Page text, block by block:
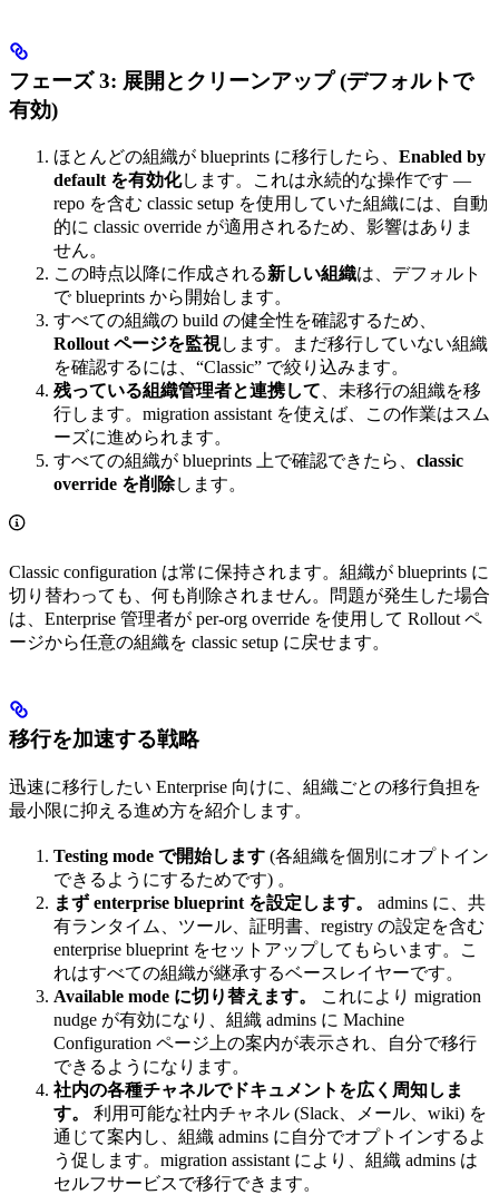
フェーズ 3: 展開とクリーンアップ (デフォルトで
有効)
ほとんどの組織が blueprints に移行したら、 Enabled by
default を有効化します。これは永続的な操作です —
repo を含む classic setup を使用していた組織には、自動
的に classic override が適用されるため、影響はありま
せん。
この時点以降に作成される新しい組織は、デフォルト
で blueprints から開始します。
すべての組織の build の健全性を確認するため、
Rollout ページを監視します。まだ移行していない組織
を確認するには、“Classic” で絞り込みます。
残っている組織管理者と連携して 、未移行の組織を移
行します。migration assistant を使えば、この作業はスム
ーズに進められます。
すべての組織が blueprints 上で確認できたら、 classic
override を削除します。
Classic configuration は常に保持されます。組織が blueprints に
切り替わっても、何も削除されません。問題が発生した場合
は、Enterprise 管理者が per-org override を使用して Rollout ペ
ージから任意の組織を classic setup に戻せます。
移行を加速する戦略
迅速に移行したい Enterprise 向けに、組織ごとの移行負担を
最小限に抑える進め方を紹介します。
Testing mode で開始します (各組織を個別にオプトイン
できるようにするためです) 。
まず enterprise blueprint を設定します。
admins に、共
有ランタイム、ツール、証明書、registry の設定を含む
enterprise blueprint をセットアップしてもらいます。こ
れはすべての組織が継承するベースレイヤーです。
Available mode に切り替えます。
これにより migration
nudge が有効になり、組織 admins に Machine
Configuration ページ上の案内が表示され、自分で移行
できるようになります。
社内の各種チャネルでドキュメントを広く周知しま
す。
利用可能な社内チャネル (Slack、メール、wiki) を
通じて案内し、組織 admins に自分でオプトインするよ
う促します。migration assistant により、組織 admins は
セルフサービスで移行できます。